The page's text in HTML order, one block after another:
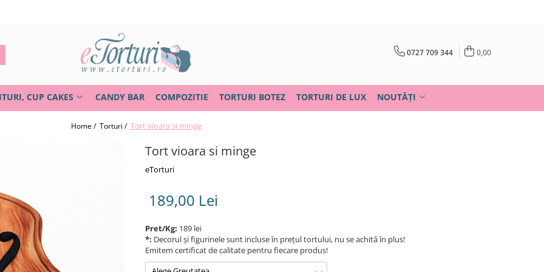
0727 709 344 0,00
CUP CAKES CANDY BAR COMPOZITIE TORTURI BOTEZ TORTURI DE LUX NOUTĂȚI
Home / Torturi / Tort vioara si minge
Tort vioara si minge
eTorturi
189,00 Lei
Pret/Kg: 189 lei
*: Decorul și figurinele sunt incluse în prețul tortului, nu se achită în plus!
Emitem certificat de calitate pentru fiecare produs!